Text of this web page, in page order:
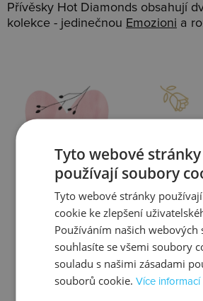
Přívěsky Hot Diamonds obsahují
kolekce - jedinečnou Emozioni a
Slevy
Zjistit více
Kontrola
Tyto webové stránky
používají soubory
Tyto webové stránky
cookie ke zlepšení
Používáním našich webových
souhlasíte se všemi soubory
souladu s našimi zásadami
souborů cookie.Více informací